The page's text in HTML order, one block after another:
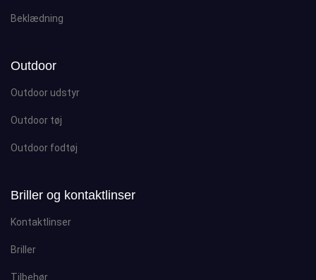
Beklædning
Outdoor
Outdoor udstyr
Outdoor tøj
Outdoor fodtøj
Briller og kontaktlinser
Kontaktlinser
Briller
Tilbehør